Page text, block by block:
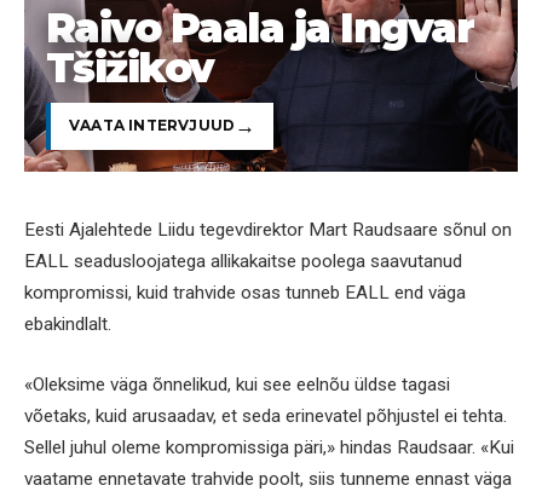
Raivo Paala ja Ingvar
Tšižikov
VAATA INTERVJUUD
Eesti Ajalehtede Liidu tegevdirektor Mart Raudsaare sõnul on
EALL seadusloojatega allikakaitse poolega saavutanud
kompromissi, kuid trahvide osas tunneb EALL end väga
ebakindlalt.
«Oleksime väga õnnelikud, kui see eelnõu üldse tagasi
võetaks, kuid arusaadav, et seda erinevatel põhjustel ei tehta.
Sellel juhul oleme kompromissiga päri,» hindas Raudsaar. «Kui
vaatame ennetavate trahvide poolt, siis tunneme ennast väga